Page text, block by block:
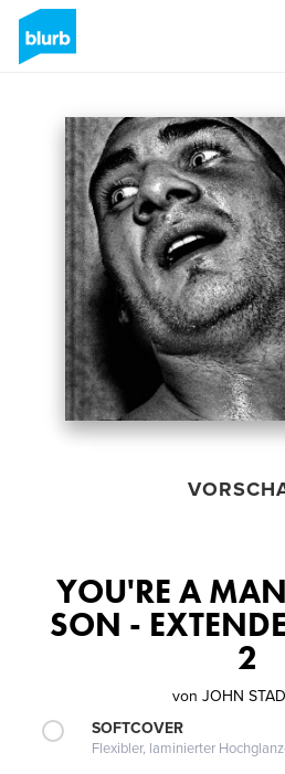
YOU'RE A
SON -
2
von JOHN
SOFTCOVER
Flexibler, laminierter